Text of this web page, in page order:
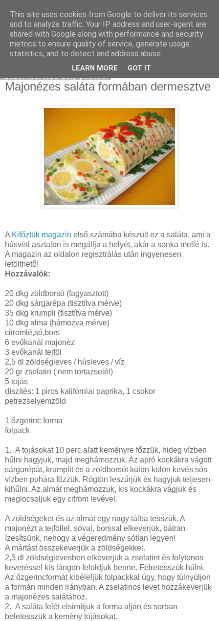
Moha Konyha
Majonézes saláta formában dermesztve
A Kifőztük magazin első számába készült ez a saláta, ami a
húsvéti asztalon is megállja a helyét, akár a sonka mellé is.
A magazin az oldalon regisztrálás után ingyenesen
letölthető!
Hozzávalók:
20 dkg zöldborsó (fagyasztott)
20 dkg sárgarépa (tisztítva mérve)
35 dkg krumpli (tisztítva mérve)
10 dkg alma (hámozva mérve)
citromlé,só,bors
6 evőkanál majonéz
3 evőkanál tejföl
2,5 dl zöldségleves / húsleves / víz
20 gr zselatin ( nem tortazselé!)
5 tojás
díszítés: 1 piros kaliforniai paprika, 1 csokor
petrezselyemzöld
1 őzgerinc forma
folpack
1. A tojásokat 10 perc alatt keményre főzzük, hideg vízben
hűlni hagyjuk, majd meghámozzuk. Az apró kockákra vágott
sárgarépát, krumplit és a zöldborsót külön-külön kevés sós
vízben puhára főzzük. Rögtön leszűrjük és hagyjuk teljesen
kihűlni. Az almát meghámozzuk, kis kockákra vágjuk és
meglocsoljuk egy citrom levével.
A zöldségeket és az almát egy nagy tálba tesszük. A
majonézt a tejföllel, sóval, borssal elkeverjük, bátran
ízesítsünk, nehogy a végeredmény sótlan legyen!
A mártást összekeverjük a zöldségekkel.
2,5 dl zöldséglevesben elkeverjük a zselatint és folytonos
keveréssel kis lángon feloldjuk benne. Félretesszük hűlni.
Az őzgerincformát kibéleljük folpackkal úgy, hogy túlnyúljon
a formán minden irányban. A zselatinos levet hozzákeverjük
a majonézes salátához.
2. A saláta felét elsimítjuk a forma alján és sorban
beletesszük a kemény tojásokat.
This site uses cookies from Google to deliver its services
and to analyze traffic. Your IP address and user-agent are
shared with Google along with performance and security
metrics to ensure quality of service, generate usage
statistics, and to detect and address abuse.
LEARN MORE GOT IT